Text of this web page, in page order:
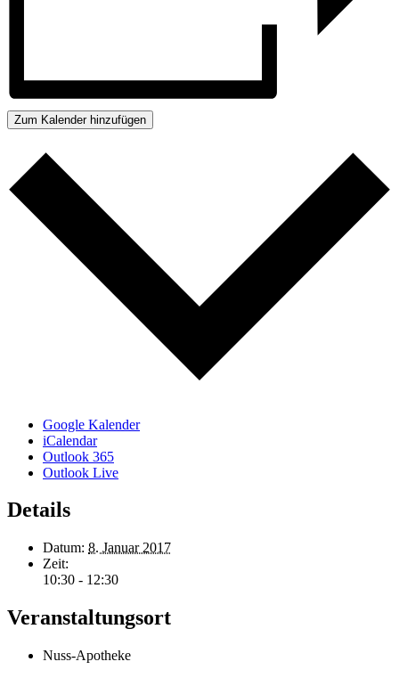
Zum Kalender hinzufügen
Google Kalender
iCalendar
Outlook 365
Outlook Live
Details
Datum: 8. Januar 2017
Zeit:
10:30 - 12:30
Veranstaltungsort
Nuss-Apotheke